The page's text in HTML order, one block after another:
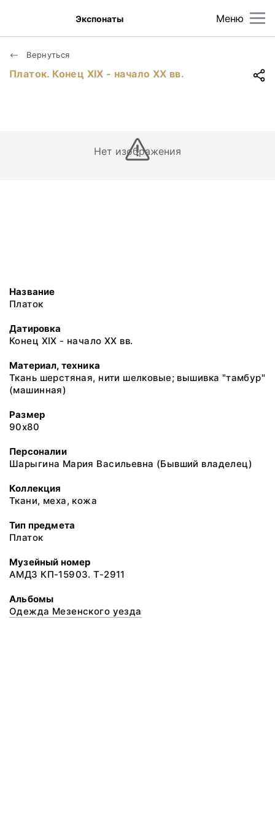
Меню
Экспонаты
Вернуться
Платок. Конец ХIХ - начало ХХ вв.
Нет изображения
Название
Платок
Датировка
Конец ХIХ - начало ХХ вв.
Материал, техника
Ткань шерстяная, нити шелковые; вышивка "тамбур"
(машинная)
Размер
90х80
Персоналии
Шарыгина Мария Васильевна (Бывший владелец)
Коллекция
Ткани, меха, кожа
Тип предмета
Платок
Музейный номер
АМДЗ КП-15903. Т-2911
Альбомы
Одежда Мезенского уезда